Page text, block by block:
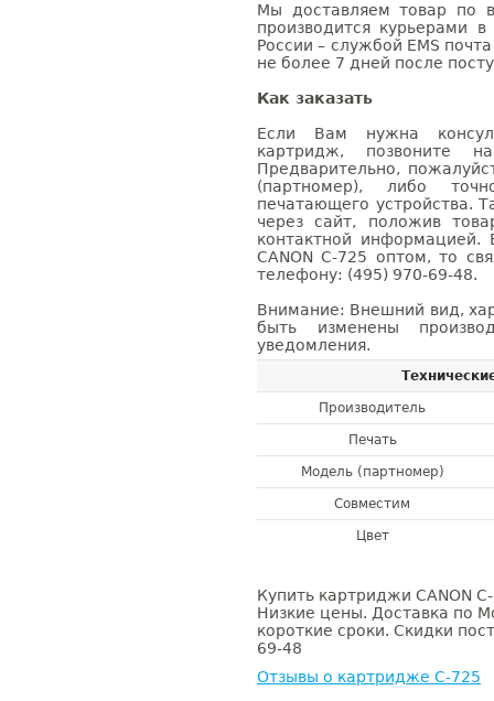
Мы доставляем товар по
производится курьерами
России – службой EMS
не более 7 дней после
Как заказать
Если Вам нужна
картридж, позвоните
Предварительно,
(партномер), либо
печатающего устройства.
через сайт, положив
контактной информацией.
CANON C-725 оптом, то
телефону: (495) 970-69-48.
Внимание: Внешний вид,
быть изменены
уведомления.
Производитель
Печать
Модель (партномер)
Совместим
Цвет
Купить картриджи CANON
Низкие цены. Доставка по
короткие сроки. Скидки
69-48
Отзывы о картридже C-725